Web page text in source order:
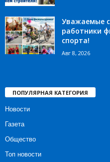
Уважаемые
работники
спорта!
Авг 8, 2026
ПОПУЛЯРНАЯ КАТЕГОРИЯ
Новости
Газета
Общество
Топ новости